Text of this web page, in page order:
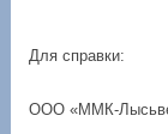
Для справки:
ООО «ММК-